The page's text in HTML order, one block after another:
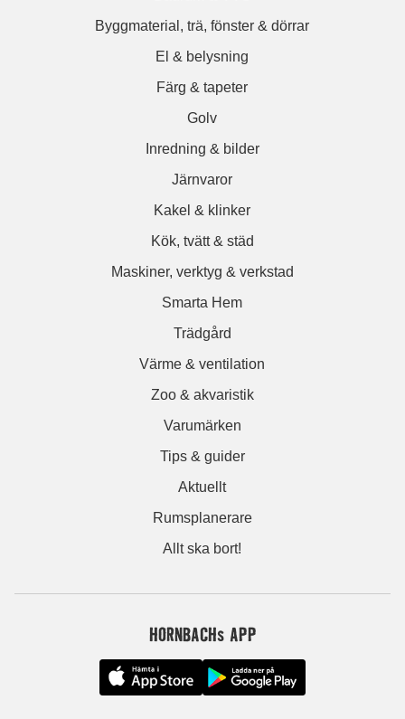
Byggmaterial, trä, fönster & dörrar
El & belysning
Färg & tapeter
Golv
Inredning & bilder
Järnvaror
Kakel & klinker
Kök, tvätt & städ
Maskiner, verktyg & verkstad
Smarta Hem
Trädgård
Värme & ventilation
Zoo & akvaristik
Varumärken
Tips & guider
Aktuellt
Rumsplanerare
Allt ska bort!
HORNBACHs APP